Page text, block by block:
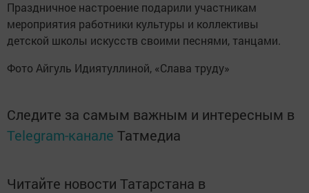
Праздничное настроение подарили участникам
мероприятия работники культуры и коллективы
детской школы искусств своими песнями, танцами.
Фото Айгуль Идиятуллиной, «Слава труду»
Следите за самым важным и интересным в
Telegram-канале Татмедиа
Читайте новости Татарстана в